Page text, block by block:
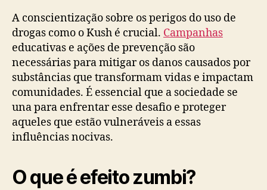
A conscientização sobre os perigos do uso de
drogas como o Kush é crucial. Campanhas
educativas e ações de prevenção são
necessárias para mitigar os danos causados por
substâncias que transformam vidas e impactam
comunidades. É essencial que a sociedade se
una para enfrentar esse desafio e proteger
aqueles que estão vulneráveis a essas
influências nocivas.
O que é efeito zumbi?